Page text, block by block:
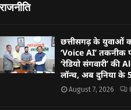
राजनीति
छत्तीसगढ़ के युवाओं
‘Voice AI’ तकनीक
‘रेडियो संगवारी’ की
लॉन्च, अब दुनिया के
August 7, 2026